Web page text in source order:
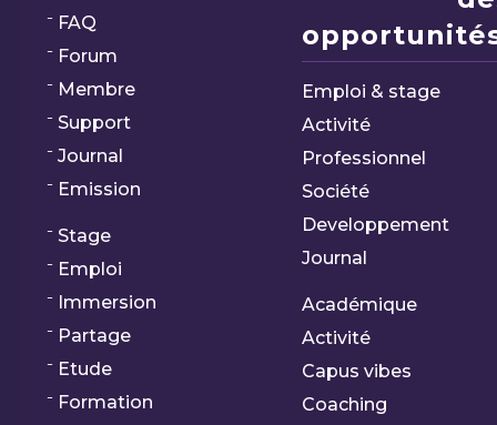
FAQ
Forum
Membre
Support
Journal
Emission
Stage
Emploi
Immersion
Partage
Etude
Formation
Emploi & stage
Activité
Professionnel
Société
Developpement
Journal
Académique
Activité
Capus vibes
Coaching